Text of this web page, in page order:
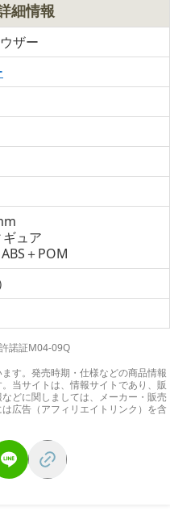
細情報
ザー
ュア
＋POM
諾証M04-09Q
す。発売時期・仕様などの商品情報
当サイトは、情報サイトであり、販
どに関しましては、メーカー・販売
広告（アフィリエイトリンク）を含